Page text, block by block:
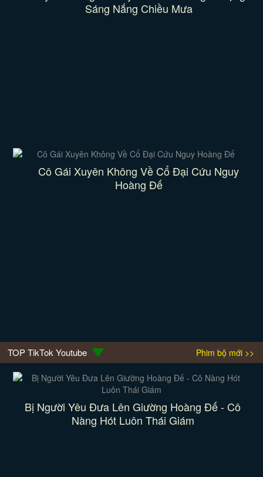
Sáng Nắng Chiều Mưa
Cô Gái Xuyên Không Về Cổ Đại Cứu Nguy
Hoàng Đế
TOP TikTok Youtube Phim bộ mới >>
Bị Người Yêu Đưa Lên Giường Hoàng Đế - Cô
Nàng Hót Luôn Thái Giám